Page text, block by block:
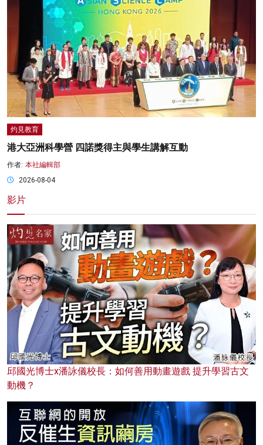
灼見教育
港大亞洲科學營 四諾獎得主與學生講解互動
作者: 本社編輯部
2026-08-04
影片
邱國光博士x潘詠儀校長：如何善用動畫遊戲 提升學習古文
動機？